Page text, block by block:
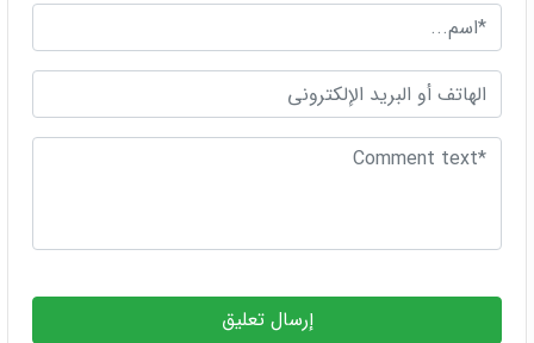
إرسال تعليق